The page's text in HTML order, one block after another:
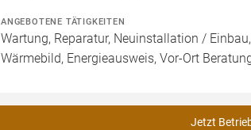
ANGEBOTENE TÄTIGKEITEN
Wartung, Reparatur, Neuinstallation /
Wärmebild, Energieausweis, Vor-Ort
Jetzt